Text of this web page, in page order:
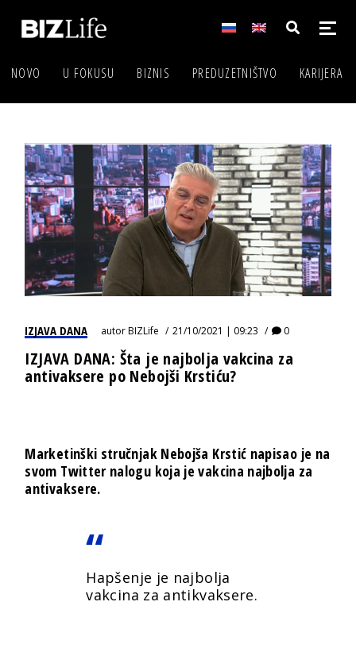
NOVO U FOKUSU BIZNIS PREDUZETNIŠTVO KARIJERA
IZJAVA DANA autorBIZLife 21/10/2021 | 09:23 0
IZJAVA DANA: Šta je najbolja vakcina za
antivaksere po Nebojši Krstiću?
Marketinški stručnjak Nebojša Krstić napisao je na
svom Twitter nalogu koja je vakcina najbolja za
antivaksere.
Hapšenje je najbolja
vakcina za antikvaksere.